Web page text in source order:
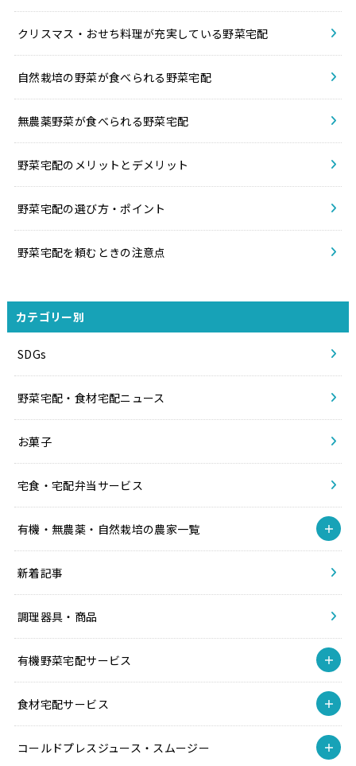
クリスマス・おせち料理が充実している野菜宅配
自然栽培の野菜が食べられる野菜宅配
無農薬野菜が食べられる野菜宅配
野菜宅配のメリットとデメリット
野菜宅配の選び方・ポイント
野菜宅配を頼むときの注意点
カテゴリー別
SDGs
野菜宅配・食材宅配ニュース
お菓子
宅食・宅配弁当サービス
有機・無農薬・自然栽培の農家一覧
新着記事
調理器具・商品
有機野菜宅配サービス
食材宅配サービス
コールドプレスジュース・スムージー